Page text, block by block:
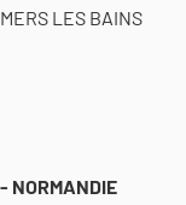
LES BAINS